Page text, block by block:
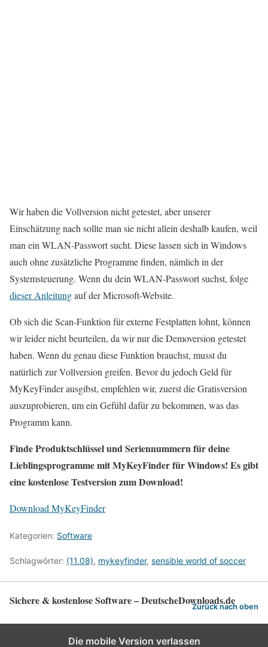
Wir haben die Vollversion nicht getestet, aber unserer
Einschätzung nach sollte man sie nicht allein deshalb kaufen, weil
man ein WLAN-Passwort sucht. Diese lassen sich in Windows
auch ohne zusätzliche Programme finden, nämlich in der
Systemsteuerung. Wenn du dein WLAN-Passwort suchst, folge
dieser Anleitungauf der Microsoft-Website.
Ob sich die Scan-Funktion für externe Festplatten lohnt, können
wir leider nicht beurteilen, da wir nur die Demoversion getestet
haben. Wenn du genau diese Funktion brauchst, musst du
natürlich zur Vollversion greifen. Bevor du jedoch Geld für
MyKeyFinder ausgibst, empfehlen wir, zuerst die Gratisversion
auszuprobieren, um ein Gefühl dafür zu bekommen, was das
Programm kann.
Finde Produktschlüssel und Seriennummern für deine
Lieblingsprogramme mit MyKeyFinder für Windows! Es gibt
eine kostenlose Testversion zum Download!
Download MyKeyFinder
Kategorien: Software
Schlagwörter: (11.08), mykeyfinder, sensible world of soccer
Sichere & kostenlose Software – DeutscheDownloads.de
Zurück nach oben
Die mobile Version verlassen